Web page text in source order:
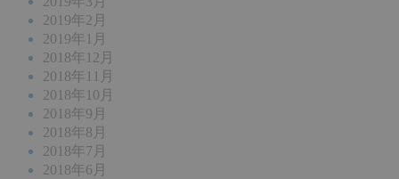
2019年2月
2019年1月
2018年12月
2018年11月
2018年10月
2018年9月
2018年8月
2018年7月
2018年6月